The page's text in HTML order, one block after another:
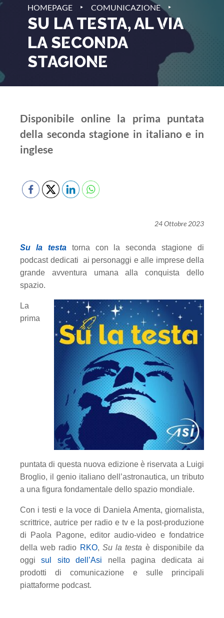
HOMEPAGE ‣ COMUNICAZIONE ‣
SU LA TESTA, AL VIA
LA SECONDA
STAGIONE
Disponibile online la prima puntata
della seconda stagione in italiano e in
inglese
24 Ottobre 2023
Su la testatorna con la seconda stagione di
podcast dedicati ai personaggi e alle imprese della
grande avventura umana alla conquista dello
spazio.
La
prima
puntata di questa nuova edizione è riservata a Luigi
Broglio, il genio italiano dell’astronautica, un tributo
a una figura fondamentale dello spazio mondiale.
Con i testi e la voce di Daniela Amenta, giornalista,
scrittrice, autrice per radio e tv e la post-produzione
di Paola Pagone, editor audio-video e fondatrice
della web radio RKO, Su la testa è disponibile da
oggisul sito dell’Asi nella pagina dedicata ai
prodotti di comunicazione e sulle principali
piattaforme podcast.